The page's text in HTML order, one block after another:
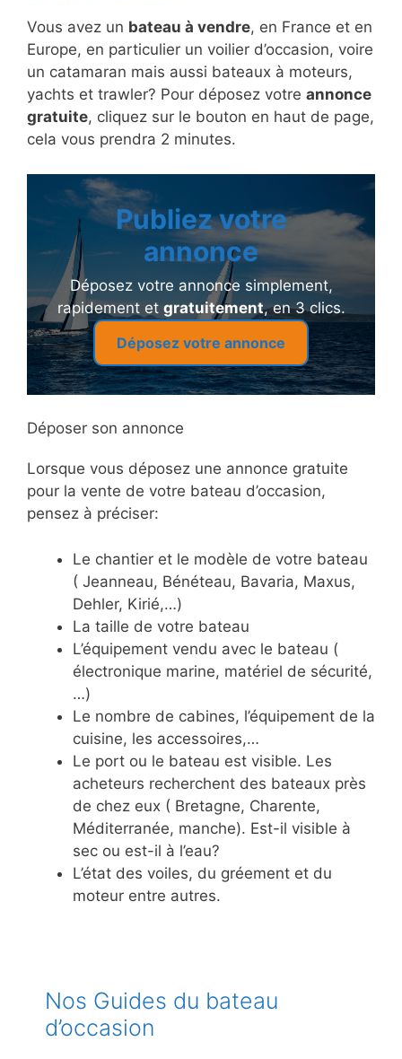
Vous avez un bateau à vendre, en France et en
Europe, en particulier un voilier d’occasion, voire
un catamaran mais aussi bateaux à moteurs,
yachts et trawler? Pour déposez votre annonce
gratuite, cliquez sur le bouton en haut de page,
cela vous prendra 2 minutes.
Publiez votre
annonce
Déposez votre annonce simplement,
rapidement et gratuitement, en 3 clics.
Déposez votre annonce
Déposer son annonce
Lorsque vous déposez une annonce gratuite
pour la vente de votre bateau d’occasion,
pensez à préciser:
Le chantier et le modèle de votre bateau
( Jeanneau, Bénéteau, Bavaria, Maxus,
Dehler, Kirié,…)
La taille de votre bateau
L’équipement vendu avec le bateau (
électronique marine, matériel de sécurité,
…)
Le nombre de cabines, l’équipement de la
cuisine, les accessoires,…
Le port ou le bateau est visible. Les
acheteurs recherchent des bateaux près
de chez eux ( Bretagne, Charente,
Méditerranée, manche). Est-il visible à
sec ou est-il à l’eau?
L’état des voiles, du gréement et du
moteur entre autres.
Nos Guides du bateau
d’occasion